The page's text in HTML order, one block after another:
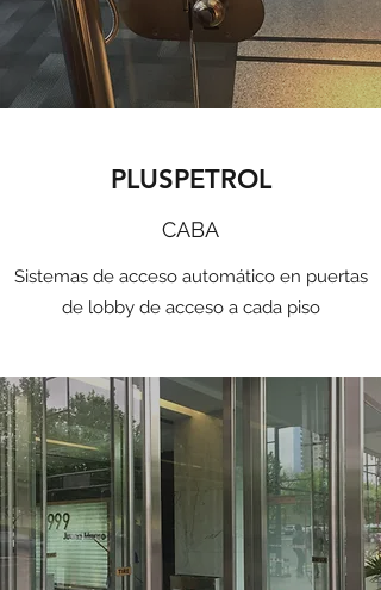
PLUSPETROL
CABA
Sistemas de acceso automático en puertas
de lobby de acceso a cada piso